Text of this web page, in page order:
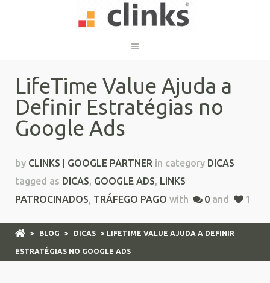
LifeTime Value Ajuda a
Definir Estratégias no
Google Ads
by CLINKS | GOOGLE PARTNER in category DICAS
tagged as DICAS, GOOGLE ADS, LINKS
PATROCINADOS, TRÁFEGO PAGO with 0 and 1
> BLOG > DICAS > LIFETIME VALUE AJUDA A DEFINIR
ESTRATÉGIAS NO GOOGLE ADS